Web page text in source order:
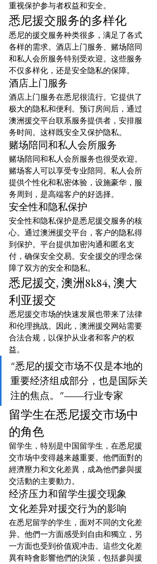
重视保护参与者权益和安全。
悉尼援交服务的多样化
悉尼的援交服务种类很多，满足了各式
各样的需求。酒店上门服务、赌场陪同
和私人会所服务特别受欢迎。这些服务
不仅多样化，还是安全隐私的保障。
酒店上门服务
酒店上门服务在悉尼很流行。它提供了
极大的隐私和便利。预订房间后，通过
澳洲援交平台联系服务提供者，安排服
务时间。这样既安全又保护隐私。
赌场陪同和私人会所服务
赌场陪同和私人会所服务也很受欢迎。
赌场客人可以享受专业陪同。私人会所
提供个性化和私密体验，设施豪华，服
务周到，是高端客户的好选择。
安全性和隐私保护
安全性和隐私保护是悉尼援交服务的核
心。通过澳洲援交平台，客户的隐私得
到保护。平台提供加密沟通和匿名支
付，确保安全交易。安全援交的理念保
障了双方的安全和隐私。
悉尼援交, 澳洲8k84, 澳大
利亚援交
悉尼援交市场的快速发展也带来了法律
和伦理挑战。因此，澳洲援交网站需要
合法合规，以保护从业者和客户的权
益。
“悉尼的援交市场不仅是本地的
重要经济组成部分，也是国际关
注的焦点。”——行业专家
留学生在悉尼援交市场中
的角色
留学生，特别是中国留学生，在悉尼援
交市场中变得越来越重要。他們面對的
經濟壓力和文化差異，成為他們參與援
交活動的主要動力。
经济压力和留学生援交现象
文化差异对援交行为的影响
在悉尼留学的学生，面对不同的文化差
异。他們一方面感受到自由和獨立，另
一方面也受到价值观冲击。這些文化差
異有時會影響他們的決策，包括參與援